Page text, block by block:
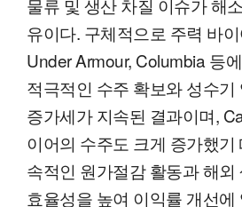
유이다. 구체적으로 주력 바
Under Armour, Columbia 등
적극적인 수주 확보와 성수
증가세가 지속된 결과이며,
이어의 수주도 크게 증가했기
속적인 원가절감 활동과 해
효율성을 높여 이익률 개선